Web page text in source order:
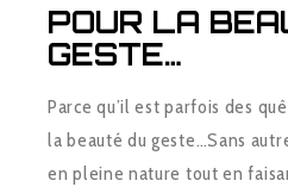
POUR LA
GESTE…
Parce qu’il est parfois des
la beauté du geste…Sans
en pleine nature tout en